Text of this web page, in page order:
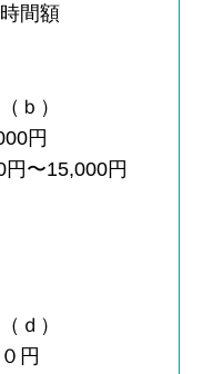
間額
ｂ）
円
〜15,000円
ｄ）
円